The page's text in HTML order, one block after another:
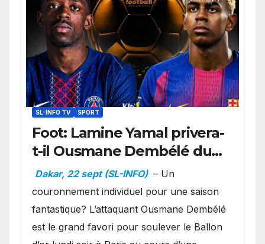
SL-INFO TV SPORT
Foot: Lamine Yamal privera-
t-il Ousmane Dembélé du
Ballon d’or ?
Dakar, 22 sept (SL-INFO) – Un
couronnement individuel pour une saison
fantastique? L’attaquant Ousmane Dembélé
est le grand favori pour soulever le Ballon